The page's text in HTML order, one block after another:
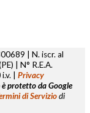
| N. iscr. al
| N° R.E.A.
i.v. |Privacy
è protetto da Google
di Serviziodi